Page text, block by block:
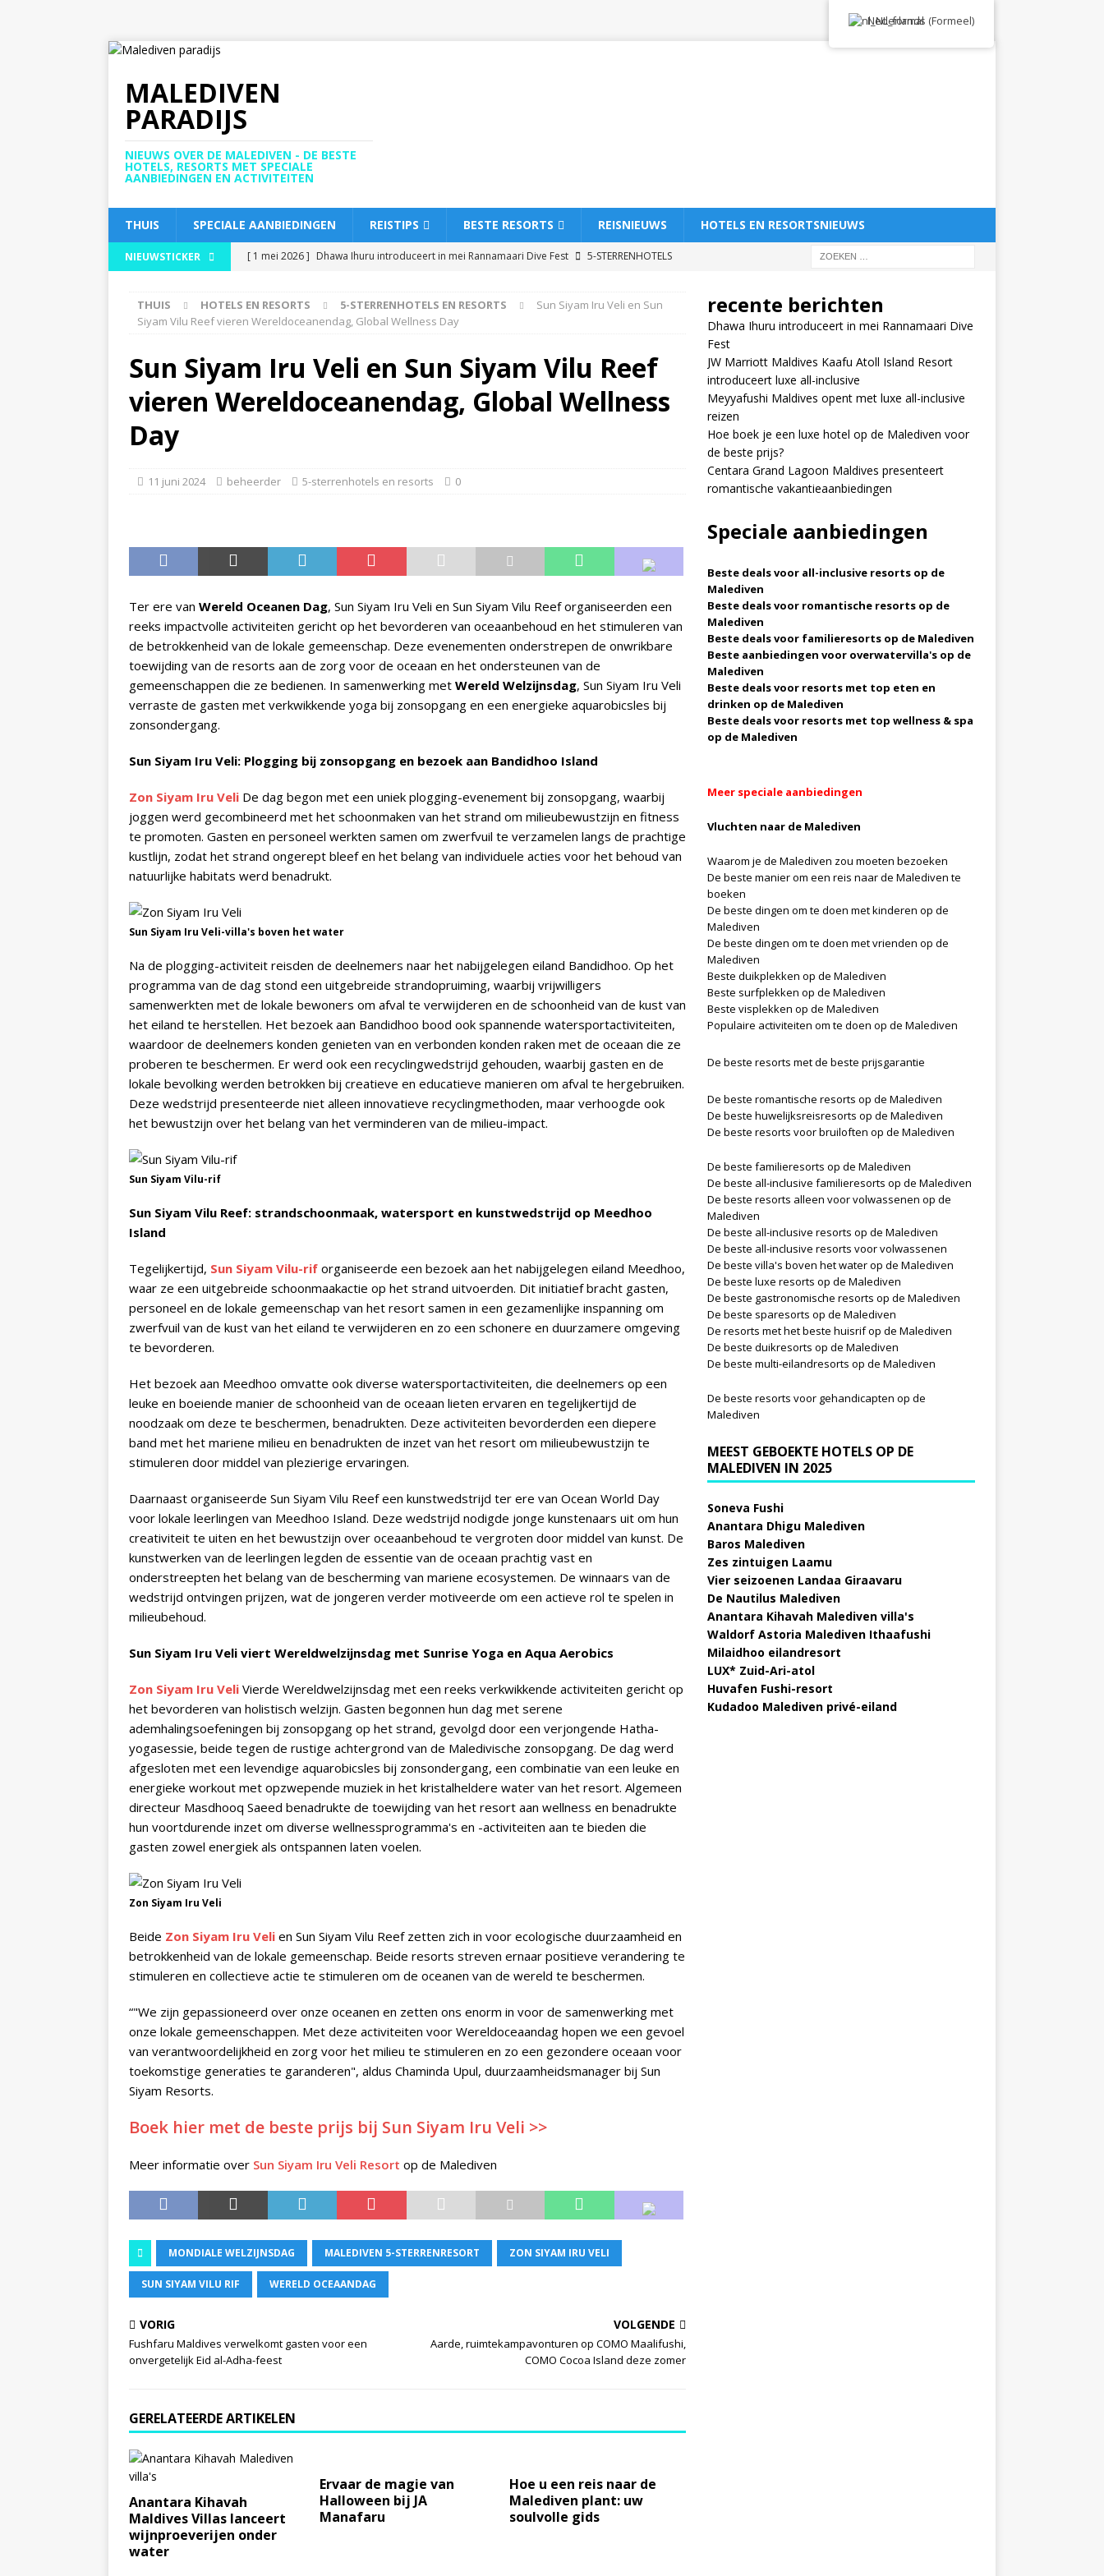
MALEDIVEN
PARADIJS
NIEUWS OVER DE MALEDIVEN - DE BESTE
HOTELS, RESORTS MET SPECIALE
AANBIEDINGEN EN ACTIVITEITEN
THUIS SPECIALE AANBIEDINGEN REISTIPS BESTE RESORTS REISNIEUWS HOTELS EN RESORTSNIEUWS
NIEUWSTICKER [ 1 mei 2026 ] Dhawa Ihuru introduceert in mei Rannamaari Dive Fest
5-STERRENHOTELS
[ 30 april 2026 ]
JW Marriott Maldives Kaafu Atoll Island Resort introduceert luxe all-inclusive
[ 30 april 2026 ] Meyyafushi Maldives opent met luxe all-inclusive reizen
5-
STERRENHOTELS EN RESORTS
[ 27 april 2026 ] Centara Grand Lagoon Maldives presenteert romantische
THUIS HOTELS EN RESORTS 5-STERRENHOTELS EN RESORTS
Sun Siyam Iru Veli en Sun
Siyam Vilu Reef vieren Wereldoceanendag, Global Wellness Day
Sun Siyam Iru Veli en Sun Siyam Vilu Reef
vieren Wereldoceanendag, Global Wellness
Day
11 juni 2024 beheerder 5-sterrenhotels en resorts 0
Ter ere van Wereld Oceanen Dag, Sun Siyam Iru Veli en Sun Siyam Vilu Reef organiseerden een
reeks impactvolle activiteiten gericht op het bevorderen van oceaanbehoud en het stimuleren van
de betrokkenheid van de lokale gemeenschap. Deze evenementen onderstrepen de onwrikbare
toewijding van de resorts aan de zorg voor de oceaan en het ondersteunen van de
gemeenschappen die ze bedienen. In samenwerking met Wereld Welzijnsdag, Sun Siyam Iru Veli
verraste de gasten met verkwikkende yoga bij zonsopgang en een energieke aquarobicsles bij
zonsondergang.
Sun Siyam Iru Veli: Plogging bij zonsopgang en bezoek aan Bandidhoo Island
Zon Siyam Iru Veli De dag begon met een uniek plogging-evenement bij zonsopgang, waarbij
joggen werd gecombineerd met het schoonmaken van het strand om milieubewustzijn en fitness
te promoten. Gasten en personeel werkten samen om zwerfvuil te verzamelen langs de prachtige
kustlijn, zodat het strand ongerept bleef en het belang van individuele acties voor het behoud van
natuurlijke habitats werd benadrukt.
Sun Siyam Iru Veli-villa's boven het water
Na de plogging-activiteit reisden de deelnemers naar het nabijgelegen eiland Bandidhoo. Op het
programma van de dag stond een uitgebreide strandopruiming, waarbij vrijwilligers
samenwerkten met de lokale bewoners om afval te verwijderen en de schoonheid van de kust van
het eiland te herstellen. Het bezoek aan Bandidhoo bood ook spannende watersportactiviteiten,
waardoor de deelnemers konden genieten van en verbonden konden raken met de oceaan die ze
proberen te beschermen. Er werd ook een recyclingwedstrijd gehouden, waarbij gasten en de
lokale bevolking werden betrokken bij creatieve en educatieve manieren om afval te hergebruiken.
Deze wedstrijd presenteerde niet alleen innovatieve recyclingmethoden, maar verhoogde ook
het bewustzijn over het belang van het verminderen van de milieu-impact.
Sun Siyam Vilu-rif
Sun Siyam Vilu Reef: strandschoonmaak, watersport en kunstwedstrijd op Meedhoo
Island
Tegelijkertijd, Sun Siyam Vilu-rif organiseerde een bezoek aan het nabijgelegen eiland Meedhoo,
waar ze een uitgebreide schoonmaakactie op het strand uitvoerden. Dit initiatief bracht gasten,
personeel en de lokale gemeenschap van het resort samen in een gezamenlijke inspanning om
zwerfvuil van de kust van het eiland te verwijderen en zo een schonere en duurzamere omgeving
te bevorderen.
Het bezoek aan Meedhoo omvatte ook diverse watersportactiviteiten, die deelnemers op een
leuke en boeiende manier de schoonheid van de oceaan lieten ervaren en tegelijkertijd de
noodzaak om deze te beschermen, benadrukten. Deze activiteiten bevorderden een diepere
band met het mariene milieu en benadrukten de inzet van het resort om milieubewustzijn te
stimuleren door middel van plezierige ervaringen.
Daarnaast organiseerde Sun Siyam Vilu Reef een kunstwedstrijd ter ere van Ocean World Day
voor lokale leerlingen van Meedhoo Island. Deze wedstrijd nodigde jonge kunstenaars uit om hun
creativiteit te uiten en het bewustzijn over oceaanbehoud te vergroten door middel van kunst. De
kunstwerken van de leerlingen legden de essentie van de oceaan prachtig vast en
onderstreepten het belang van de bescherming van mariene ecosystemen. De winnaars van de
wedstrijd ontvingen prijzen, wat de jongeren verder motiveerde om een actieve rol te spelen in
milieubehoud.
Sun Siyam Iru Veli viert Wereldwelzijnsdag met Sunrise Yoga en Aqua Aerobics
Zon Siyam Iru Veli Vierde Wereldwelzijnsdag met een reeks verkwikkende activiteiten gericht op
het bevorderen van holistisch welzijn. Gasten begonnen hun dag met serene
ademhalingsoefeningen bij zonsopgang op het strand, gevolgd door een verjongende Hatha-
yogasessie, beide tegen de rustige achtergrond van de Maledivische zonsopgang. De dag werd
afgesloten met een levendige aquarobicsles bij zonsondergang, een combinatie van een leuke en
energieke workout met opzwepende muziek in het kristalheldere water van het resort. Algemeen
directeur Masdhooq Saeed benadrukte de toewijding van het resort aan wellness en benadrukte
hun voortdurende inzet om diverse wellnessprogramma's en -activiteiten aan te bieden die
gasten zowel energiek als ontspannen laten voelen.
Zon Siyam Iru Veli
Beide Zon Siyam Iru Veli en Sun Siyam Vilu Reef zetten zich in voor ecologische duurzaamheid en
betrokkenheid van de lokale gemeenschap. Beide resorts streven ernaar positieve verandering te
stimuleren en collectieve actie te stimuleren om de oceanen van de wereld te beschermen.
“"We zijn gepassioneerd over onze oceanen en zetten ons enorm in voor de samenwerking met
onze lokale gemeenschappen. Met deze activiteiten voor Wereldoceaandag hopen we een gevoel
van verantwoordelijkheid en zorg voor het milieu te stimuleren en zo een gezondere oceaan voor
toekomstige generaties te garanderen", aldus Chaminda Upul, duurzaamheidsmanager bij Sun
Siyam Resorts.
Boek hier met de beste prijs bij Sun Siyam Iru Veli >>
Meer informatie over Sun Siyam Iru Veli Resort op de Malediven
MONDIALE WELZIJNSDAG MALEDIVEN 5-STERRENRESORT ZON SIYAM IRU VELI
SUN SIYAM VILU RIF WERELD OCEAANDAG
VORIG
Fushfaru Maldives verwelkomt gasten voor een
onvergetelijk Eid al-Adha-feest
VOLGENDE
Aarde, ruimtekampavonturen op COMO Maalifushi,
COMO Cocoa Island deze zomer
GERELATEERDE ARTIKELEN
Anantara Kihavah
Maldives Villas lanceert
wijnproeverijen onder
water
Ervaar de magie van
Halloween bij JA
Manafaru
Hoe u een reis naar de
Malediven plant: uw
soulvolle gids
recente berichten
Dhawa Ihuru introduceert in mei Rannamaari Dive
Fest
JW Marriott Maldives Kaafu Atoll Island Resort
introduceert luxe all-inclusive
Meyyafushi Maldives opent met luxe all-inclusive
reizen
Hoe boek je een luxe hotel op de Malediven voor
de beste prijs?
Centara Grand Lagoon Maldives presenteert
romantische vakantieaanbiedingen
Speciale aanbiedingen
Beste deals voor all-inclusive resorts op de
Malediven
Beste deals voor romantische resorts op de
Malediven
Beste deals voor familieresorts op de Malediven
Beste aanbiedingen voor overwatervilla's op de
Malediven
Beste deals voor resorts met top eten en
drinken op de Malediven
Beste deals voor resorts met top wellness & spa
op de Malediven
Meer speciale aanbiedingen
Vluchten naar de Malediven
Waarom je de Malediven zou moeten bezoeken
De beste manier om een reis naar de Malediven te
boeken
De beste dingen om te doen met kinderen op de
Malediven
De beste dingen om te doen met vrienden op de
Malediven
Beste duikplekken op de Malediven
Beste surfplekken op de Malediven
Beste visplekken op de Malediven
Populaire activiteiten om te doen op de Malediven
De beste resorts met de beste prijsgarantie
De beste romantische resorts op de Malediven
De beste huwelijksreisresorts op de Malediven
De beste resorts voor bruiloften op de Malediven
De beste familieresorts op de Malediven
De beste all-inclusive familieresorts op de Malediven
De beste resorts alleen voor volwassenen op de
Malediven
De beste all-inclusive resorts op de Malediven
De beste all-inclusive resorts voor volwassenen
De beste villa's boven het water op de Malediven
De beste luxe resorts op de Malediven
De beste gastronomische resorts op de Malediven
De beste sparesorts op de Malediven
De resorts met het beste huisrif op de Malediven
De beste duikresorts op de Malediven
De beste multi-eilandresorts op de Malediven
De beste resorts voor gehandicapten op de
Malediven
MEEST GEBOEKTE HOTELS OP DE
MALEDIVEN IN 2025
Soneva Fushi
Anantara Dhigu Malediven
Baros Malediven
Zes zintuigen Laamu
Vier seizoenen Landaa Giraavaru
De Nautilus Malediven
Anantara Kihavah Malediven villa's
Waldorf Astoria Malediven Ithaafushi
Milaidhoo eilandresort
LUX* Zuid-Ari-atol
Huvafen Fushi-resort
Kudadoo Malediven privé-eiland
Nederlands (Formeel)